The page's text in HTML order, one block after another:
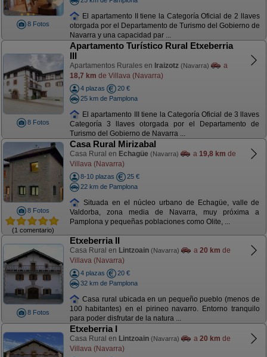
8 Fotos
El apartamento II tiene la Categoría Oficial de 2 llaves
otorgada por el Departamento de Turismo del Gobierno de
Navarra y una capacidad par ...
8 Fotos
Apartamento Turístico Rural Etxeberria
III
Apartamentos Rurales en Iraizotz (Navarra)
a
18,7 km de Villava (Navarra)
4 plazas
20 €
25 km de Pamplona
El apartamento III tiene la Categoría Oficial de 3 llaves
Categoría 3 llaves otorgada por el Departamento de
Turismo del Gobierno de Navarra ...
8 Fotos
(1 comentario)
Casa Rural Mirizabal
Casa Rural en Echagüe (Navarra) a 19,8 km de
Villava (Navarra)
8-10 plazas
25 €
22 km de Pamplona
Situada en el núcleo urbano de Echagüe, valle de
Valdorba, zona media de Navarra, muy próxima a
Pamplona y pequeñas poblaciones como Olite, ...
8 Fotos
Etxeberria II
Casa Rural en Lintzoain (Navarra) a 20 km de
Villava (Navarra)
4 plazas
20 €
32 km de Pamplona
Casa rural ubicada en un pequeño pueblo (menos de
100 habitantes) en el pirineo navarro. Entorno tranquilo
para poder disfrutar de la natura ...
Etxeberria I
Casa Rural en Lintzoain (Navarra) a 20 km de
Villava (Navarra)